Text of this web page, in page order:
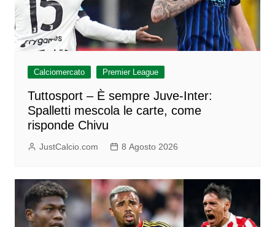
Calciomercato Premier League
Tuttosport – È sempre Juve-Inter:
Spalletti mescola le carte, come
risponde Chivu
JustCalcio.com 8 Agosto 2026